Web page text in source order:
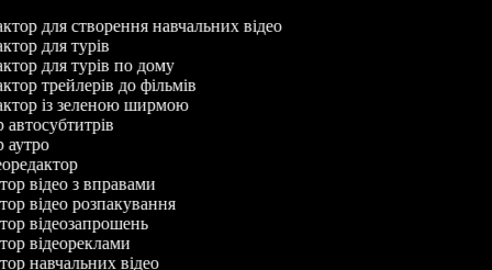
для створення навчальних відео
для турів
для турів по дому
трейлерів до фільмів
із зеленою ширмою
автосубтитрів
аутро
відео з вправами
відео розпакування
відеозапрошень
відеореклами
навчальних відео